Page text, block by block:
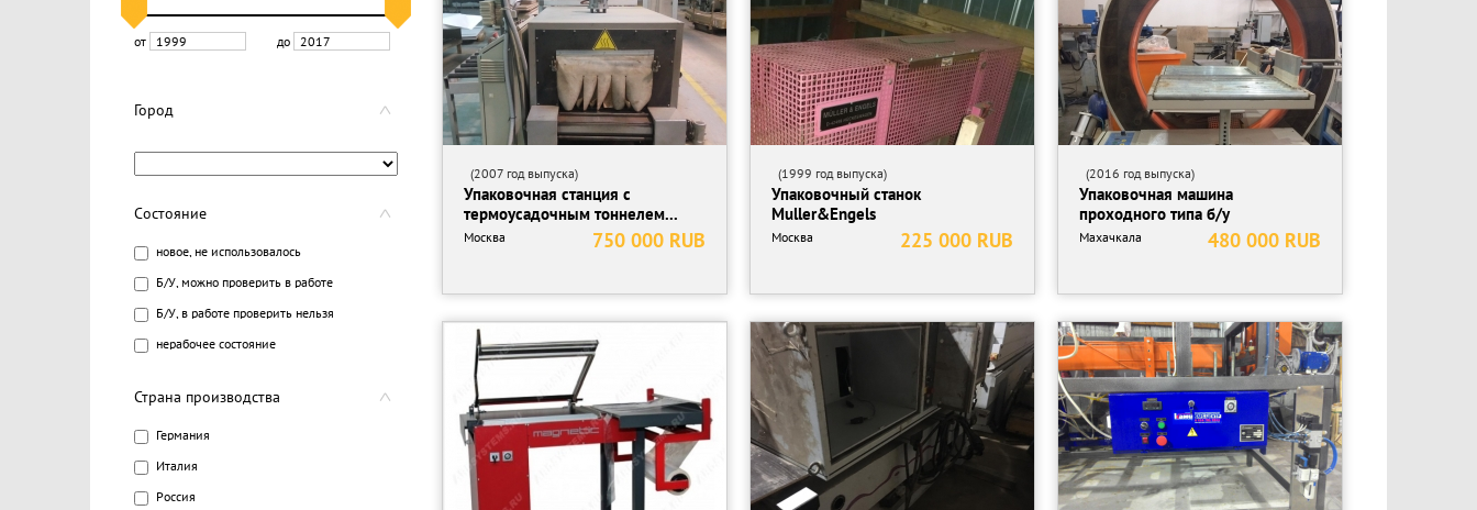
(2007 год выпуска)
Упаковочная станция с
термоусадочным тоннелем...
750 000 RUB
Москва
(1999 год выпуска)
Упаковочный станок
Muller&Engels
225 000 RUB
Москва
(2016 год выпуска)
Упаковочная машина
проходного типа б/у
480 000 RUB
Махачкала
от до
Город
Состояние
новое, не использовалось
Б/У, можно проверить в работе
Б/У, в работе проверить нельзя
нерабочее состояние
Страна производства
Германия
Италия
Россия